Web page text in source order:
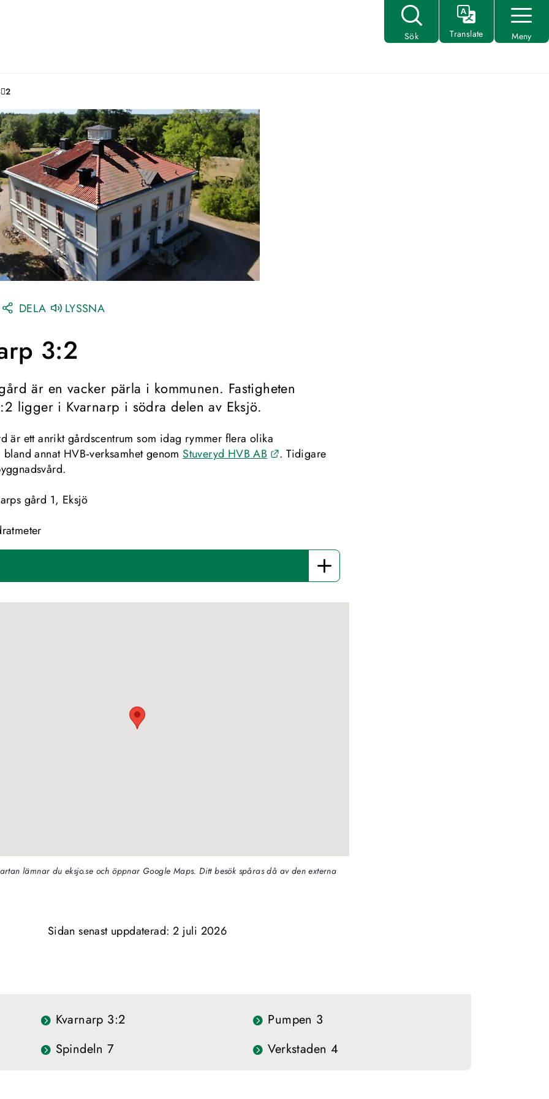
Förstora bilden
DELA LYSSNA
3:2
är en vacker pärla i kommunen. Fastigheten
ligger i Kvarnarp i södra delen av Eksjö.
är ett anrikt gårdscentrum som idag rymmer flera olika
annat HVB‑verksamhet genom Stuveryd HVB AB Länk till annan webbplats.
. Tidigare
gård 1, Eksjö
lämnar du eksjo.se och öppnar Google Maps. Ditt besök spåras då av den externa
Sidan senast uppdaterad: 2 juli 2026
Kvarnarp 3:2
Pumpen 3
Spindeln 7 Verkstaden 4
Sök Meny
Translate